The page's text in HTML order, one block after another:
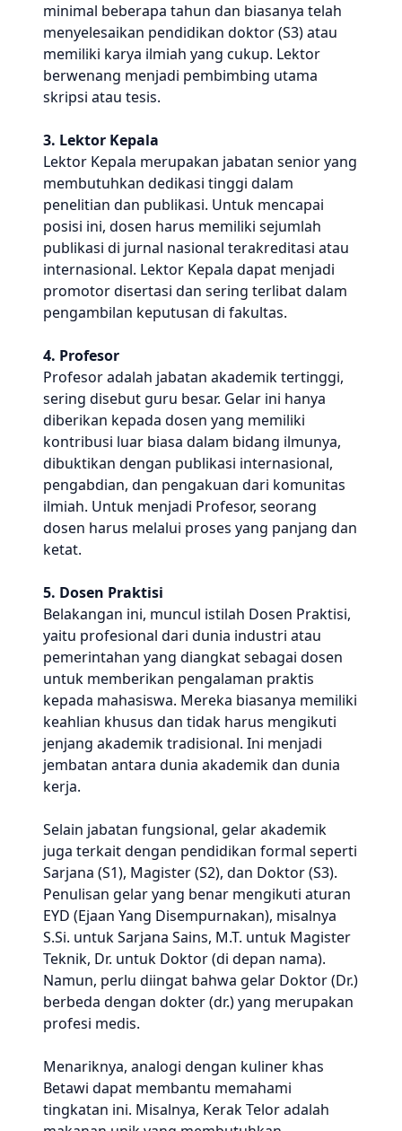
minimal beberapa tahun dan biasanya telah
menyelesaikan pendidikan doktor (S3) atau
memiliki karya ilmiah yang cukup. Lektor
berwenang menjadi pembimbing utama
skripsi atau tesis.
3. Lektor Kepala
Lektor Kepala merupakan jabatan senior yang
membutuhkan dedikasi tinggi dalam
penelitian dan publikasi. Untuk mencapai
posisi ini, dosen harus memiliki sejumlah
publikasi di jurnal nasional terakreditasi atau
internasional. Lektor Kepala dapat menjadi
promotor disertasi dan sering terlibat dalam
pengambilan keputusan di fakultas.
4. Profesor
Profesor adalah jabatan akademik tertinggi,
sering disebut guru besar. Gelar ini hanya
diberikan kepada dosen yang memiliki
kontribusi luar biasa dalam bidang ilmunya,
dibuktikan dengan publikasi internasional,
pengabdian, dan pengakuan dari komunitas
ilmiah. Untuk menjadi Profesor, seorang
dosen harus melalui proses yang panjang dan
ketat.
5. Dosen Praktisi
Belakangan ini, muncul istilah Dosen Praktisi,
yaitu profesional dari dunia industri atau
pemerintahan yang diangkat sebagai dosen
untuk memberikan pengalaman praktis
kepada mahasiswa. Mereka biasanya memiliki
keahlian khusus dan tidak harus mengikuti
jenjang akademik tradisional. Ini menjadi
jembatan antara dunia akademik dan dunia
kerja.
Selain jabatan fungsional, gelar akademik
juga terkait dengan pendidikan formal seperti
Sarjana (S1), Magister (S2), dan Doktor (S3).
Penulisan gelar yang benar mengikuti aturan
EYD (Ejaan Yang Disempurnakan), misalnya
S.Si. untuk Sarjana Sains, M.T. untuk Magister
Teknik, Dr. untuk Doktor (di depan nama).
Namun, perlu diingat bahwa gelar Doktor (Dr.)
berbeda dengan dokter (dr.) yang merupakan
profesi medis.
Menariknya, analogi dengan kuliner khas
Betawi dapat membantu memahami
tingkatan ini. Misalnya, Kerak Telor adalah